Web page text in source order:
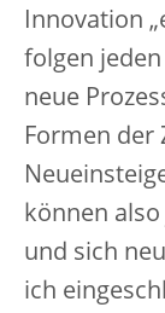
Innovation
folgen
neue
Formen der
können
und sich
ich